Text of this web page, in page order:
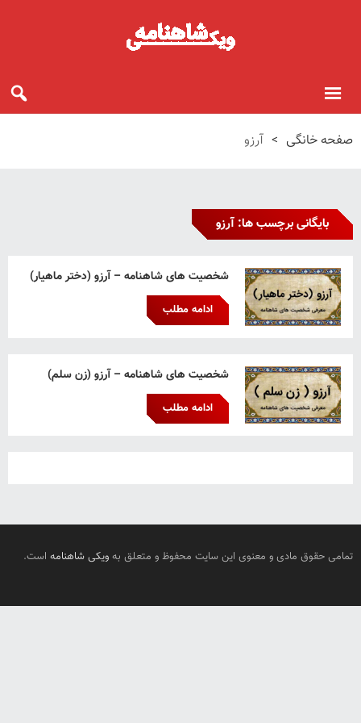
صفحه خانگی > آرزو
بایگانی برچسب ها: آرزو
شخصیت های شاهنامه – آرزو (دختر ماهیار)
ادامه مطلب
شخصیت های شاهنامه – آرزو (زن سلم)
ادامه مطلب
تمامی حقوق مادی و معنوی این سایت محفوظ و متعلق به ویکی شاهنامه است.